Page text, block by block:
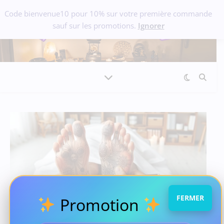
Code bienvenue10 pour 10% sur votre première commande
sauf sur les promotions. Ignorer
Promotion FERMER